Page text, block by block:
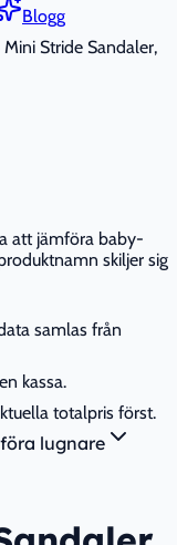
Blogg
Mini Stride Sandaler,
att jämföra baby-
skiljer sig
samlas från
kassa.
totalpris först.
lugnare